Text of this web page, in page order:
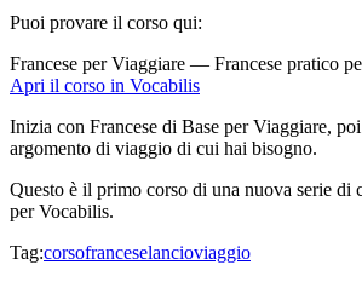
Puoi provare il corso qui:
Francese per Viaggiare — Francese pratico
Apri il corso in Vocabilis
Inizia con Francese di Base per Viaggiare,
argomento di viaggio di cui hai bisogno.
Questo è il primo corso di una nuova serie di
per Vocabilis.
Tag:corsofranceselancioviaggio